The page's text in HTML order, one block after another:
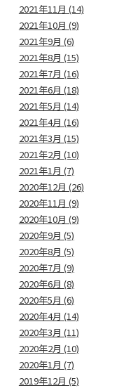
2021年11月 (14)
2021年10月 (9)
2021年9月 (6)
2021年8月 (15)
2021年7月 (16)
2021年6月 (18)
2021年5月 (14)
2021年4月 (16)
2021年3月 (15)
2021年2月 (10)
2021年1月 (7)
2020年12月 (26)
2020年11月 (9)
2020年10月 (9)
2020年9月 (5)
2020年8月 (5)
2020年7月 (9)
2020年6月 (8)
2020年5月 (6)
2020年4月 (14)
2020年3月 (11)
2020年2月 (10)
2020年1月 (7)
2019年12月 (5)